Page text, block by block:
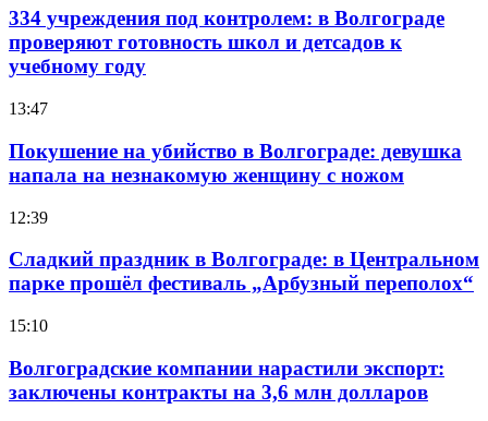
334 учреждения под контролем: в Волгограде
проверяют готовность школ и детсадов к
учебному году
13:47
Покушение на убийство в Волгограде: девушка
напала на незнакомую женщину с ножом
12:39
Сладкий праздник в Волгограде: в Центральном
парке прошёл фестиваль „Арбузный переполох“
15:10
Волгоградские компании нарастили экспорт:
заключены контракты на 3,6 млн долларов